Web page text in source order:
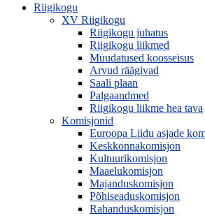
Riigikogu
XV Riigikogu
Riigikogu juhatus
Riigikogu liikmed
Muudatused koosseisus
Arvud räägivad
Saali plaan
Palgaandmed
Riigikogu liikme hea tava
Komisjonid
Euroopa Liidu asjade
Keskkonnakomisjon
Kultuurikomisjon
Maaelukomisjon
Majanduskomisjon
Põhiseaduskomisjon
Rahanduskomisjon